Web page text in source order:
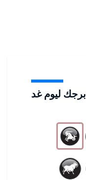
برجك ليوم غد